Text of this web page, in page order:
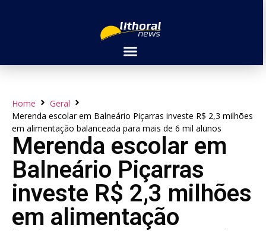
Home
Geral
Merenda escolar em Balneário Piçarras investe R$ 2,3 milhões
em alimentação balanceada para mais de 6 mil alunos
Merenda escolar em
Balneário Piçarras
investe R$ 2,3 milhões
em alimentação